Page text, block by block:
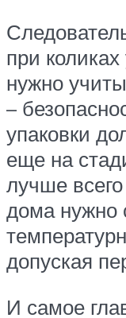
при
нужно
–
упаковки
еще на
лучше
дома нужно
допуская
И самое